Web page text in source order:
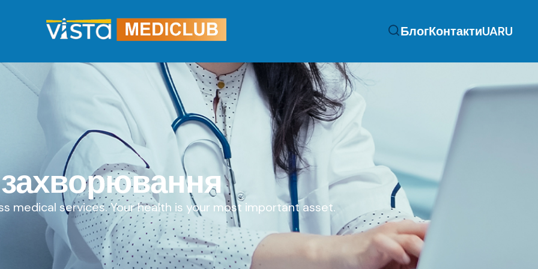
БлогКонтактиUARU
захворювання
medical services. Your health is your most important asset.